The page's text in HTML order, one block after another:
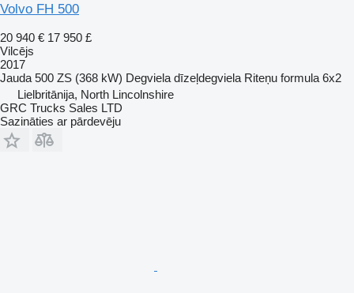
Volvo FH 500
20 940 € 17 950 £
Vilcējs
2017
Jauda 500 ZS (368 kW) Degviela dīzeļdegviela Riteņu formula 6x2
Lielbritānija, North Lincolnshire
GRC Trucks Sales LTD
Sazināties ar pārdevēju